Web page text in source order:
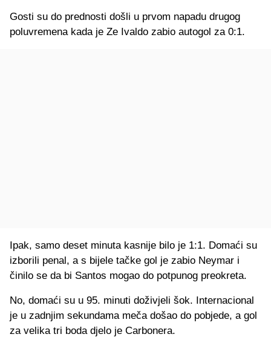
Gosti su do prednosti došli u prvom napadu drugog
poluvremena kada je Ze Ivaldo zabio autogol za 0:1.
Ipak, samo deset minuta kasnije bilo je 1:1. Domaći su
izborili penal, a s bijele tačke gol je zabio Neymar i
činilo se da bi Santos mogao do potpunog preokreta.
No, domaći su u 95. minuti doživjeli šok. Internacional
je u zadnjim sekundama meča došao do pobjede, a gol
za velika tri boda djelo je Carbonera.